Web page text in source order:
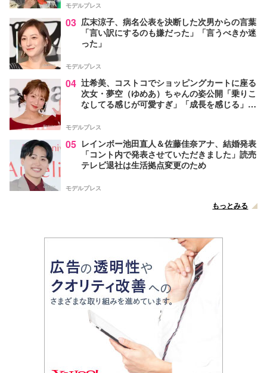
モデルプレス
03 広末涼子、病名公表を決断した次男からの言葉
「言い訳にするのも嫌だった」「言うべきか迷
った」
モデルプレス
04 辻希美、コストコでショッピングカートに座る
次女・夢空（ゆめあ）ちゃんの姿公開「乗りこ
なしてる感じが可愛すぎ」「成長を感じる」の
モデルプレス
05 レインボー池田直人＆佐藤佳奈アナ、結婚発表
「コント内で発表させていただきました」読売
テレビ退社は生活拠点変更のため
モデルプレス
もっとみる